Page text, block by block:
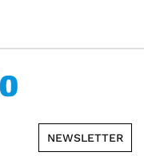
NEWSLETTER